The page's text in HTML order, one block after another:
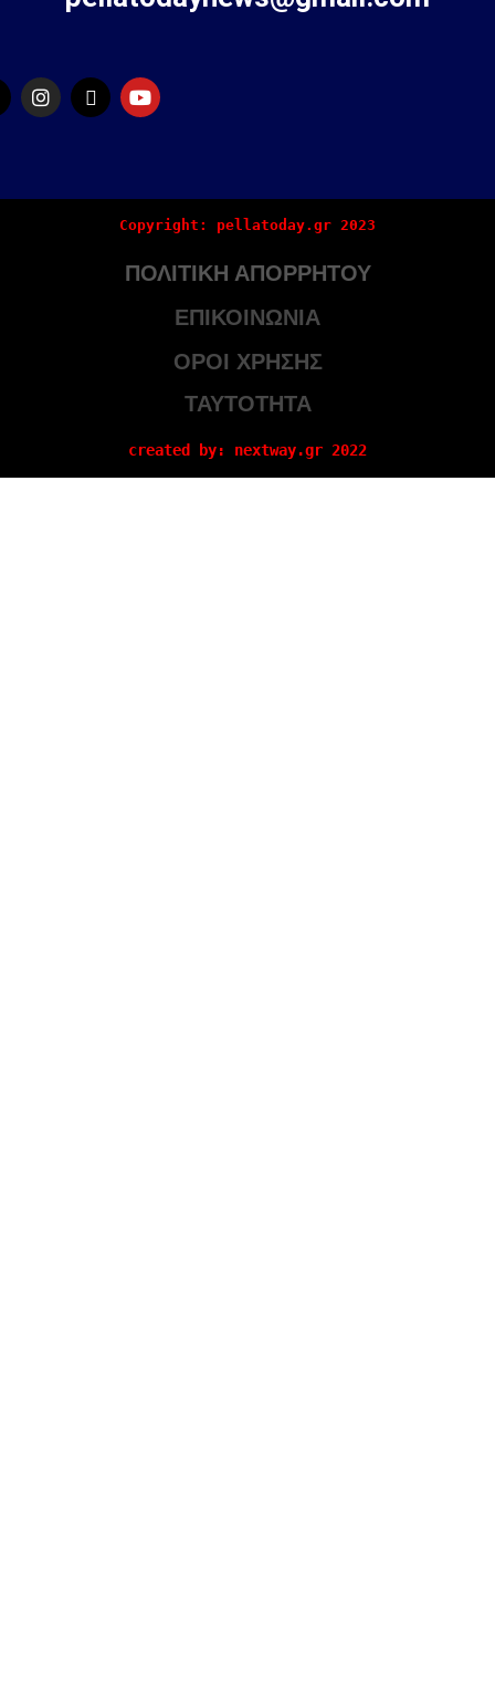
Copyright: pellatoday.gr 2023
ΠΟΛΙΤΙΚΗ ΑΠΟΡΡΗΤΟΥ
ΕΠΙΚΟΙΝΩΝΙΑ
ΟΡΟΙ ΧΡΗΣΗΣ
ΤΑΥΤΟΤΗΤΑ
created by: nextway.gr 2022